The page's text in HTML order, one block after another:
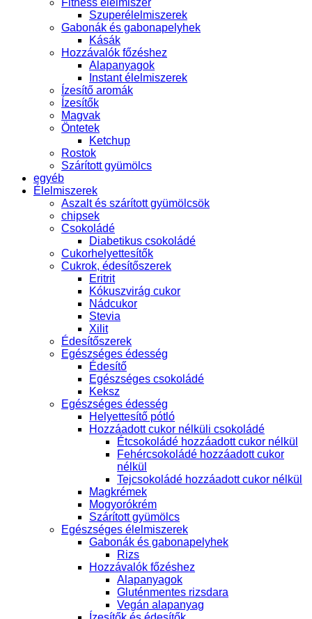
Szuperélelmiszerek
Gabonák és gabonapelyhek
Kásák
Hozzávalók főzéshez
Alapanyagok
Instant élelmiszerek
Ízesítő aromák
Ízesítők
Magvak
Öntetek
Ketchup
Rostok
Szárított gyümölcs
egyéb
Élelmiszerek
Aszalt és szárított gyümölcsök
chipsek
Csokoládé
Diabetikus csokoládé
Cukorhelyettesítők
Cukrok, édesítőszerek
Eritrit
Kókuszvirág cukor
Nádcukor
Stevia
Xilit
Édesítőszerek
Egészséges édesség
Édesítő
Egészséges csokoládé
Keksz
Egészséges édesség
Helyettesítő pótló
Hozzáadott cukor nélküli csokoládé
Étcsokoládé hozzáadott cukor nélkül
Fehércsokoládé hozzáadott cukor
nélkül
Tejcsokoládé hozzáadott cukor nélkül
Magkrémek
Mogyorókrém
Szárított gyümölcs
Egészséges élelmiszerek
Gabonák és gabonapelyhek
Rizs
Hozzávalók főzéshez
Alapanyagok
Gluténmentes rizsdara
Vegán alapanyag